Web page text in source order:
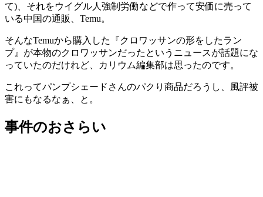
て)、それをウイグル人強制労働などで作って安価に売って
いる中国の通販、Temu。
そんなTemuから購入した『クロワッサンの形をしたラン
プ』が本物のクロワッサンだったというニュースが話題にな
っていたのだけれど、カリウム編集部は思ったのです。
これってパンプシェードさんのパクり商品だろうし、風評被
害にもなるなぁ、と。
事件のおさらい